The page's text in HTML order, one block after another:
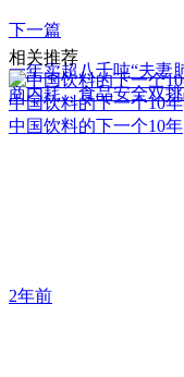
下一篇
一年卖超八千吨“夫妻
商内耗、食品安全双
相关推荐
中国饮料的下一个10年
中国饮料的下一个10年
2年前